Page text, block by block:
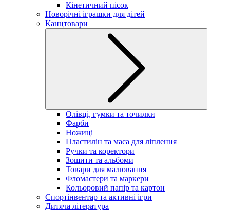
Кінетичний пісок
Новорічні іграшки для дітей
Канцтовари
Олівці, гумки та точилки
Фарби
Ножиці
Пластилін та маса для ліплення
Ручки та коректори
Зошити та альбоми
Товари для малювання
Фломастери та маркери
Кольоровий папір та картон
Спортінвентар та активні ігри
Дитяча література